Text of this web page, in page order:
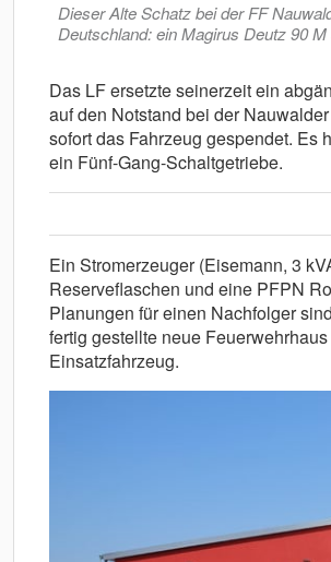
Dieser Alte Schatz bei der FF
Deutschland: ein Magirus Deutz 90
Das LF ersetzte seinerzeit ein
auf den Notstand bei der
sofort das Fahrzeug gespendet. Es
ein Fünf-Gang-Schaltgetriebe.
Ein Stromerzeuger (Eisemann, 3
Reserveflaschen und eine PFPN
Planungen für einen Nachfolger
fertig gestellte neue
Einsatzfahrzeug.